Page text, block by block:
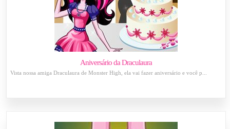
Aniversário da Draculaura
Vista nossa amiga Draculaura de Monster High, ela vai fazer aniversário e você p...